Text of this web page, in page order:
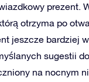
prezent.
otrzyma po
jeszcze bardziej
sugestii
na nocnym